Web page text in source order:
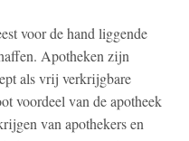
voor de hand liggende
Apotheken zijn
als vrij verkrijgbare
voordeel van de apotheek
van apothekers en